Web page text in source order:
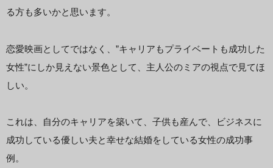
る方も多いかと思います。
恋愛映画としてではなく、”キャリアもプライベートも成功した
女性”にしか見えない景色として、主人公のミアの視点で見てほ
しい。
これは、自分のキャリアを築いて、子供も産んで、ビジネスに
成功している優しい夫と幸せな結婚をしている女性の成功事
例。